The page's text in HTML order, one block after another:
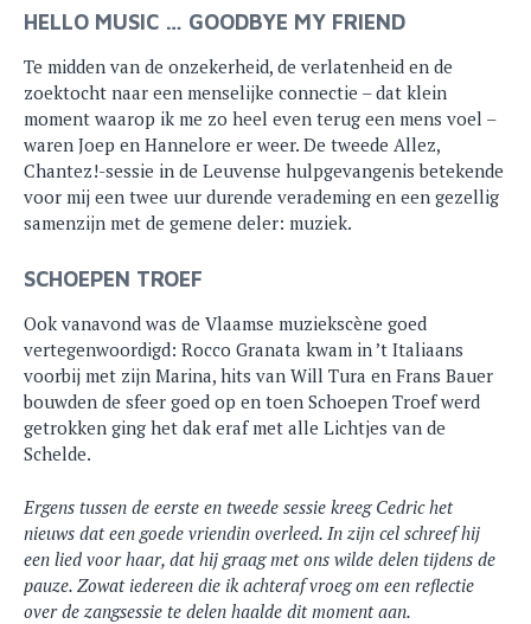
HELLO MUSIC … GOODBYE MY FRIEND
Te midden van de onzekerheid, de verlatenheid en de
zoektocht naar een menselijke connectie – dat klein
moment waarop ik me zo heel even terug een mens voel –
waren Joep en Hannelore er weer. De tweede Allez,
Chantez!-sessie in de Leuvense hulpgevangenis betekende
voor mij een twee uur durende verademing en een gezellig
samenzijn met de gemene deler: muziek.
SCHOEPEN TROEF
Ook vanavond was de Vlaamse muziekscène goed
vertegenwoordigd: Rocco Granata kwam in ’t Italiaans
voorbij met zijn Marina, hits van Will Tura en Frans Bauer
bouwden de sfeer goed op en toen Schoepen Troef werd
getrokken ging het dak eraf met alle Lichtjes van de
Schelde.
Ergens tussen de eerste en tweede sessie kreeg Cedric het
nieuws dat een goede vriendin overleed. In zijn cel schreef hij
een lied voor haar, dat hij graag met ons wilde delen tijdens de
pauze. Zowat iedereen die ik achteraf vroeg om een reflectie
over de zangsessie te delen haalde dit moment aan.